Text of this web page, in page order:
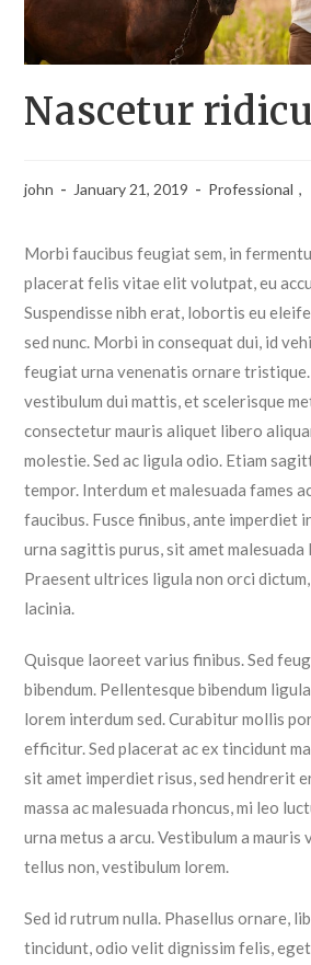
Nascetur
john January 21, 2019 Professional ,
Morbi faucibus feugiat sem, in
placerat felis vitae elit volutpat, eu
Suspendisse nibh erat, lobortis eu
sed nunc. Morbi in consequat dui, id
feugiat urna venenatis ornare tristique.
vestibulum dui mattis, et scelerisque
consectetur mauris aliquet libero
molestie. Sed ac ligula odio. Etiam
tempor. Interdum et malesuada fames
faucibus. Fusce finibus, ante imperdiet
urna sagittis purus, sit amet malesuada
Praesent ultrices ligula non orci
lacinia.
Quisque laoreet varius finibus. Sed
bibendum. Pellentesque bibendum
lorem interdum sed. Curabitur mollis
efficitur. Sed placerat ac ex tincidunt
sit amet imperdiet risus, sed hendrerit
massa ac malesuada rhoncus, mi leo
urna metus a arcu. Vestibulum a
tellus non, vestibulum lorem.
Sed id rutrum nulla. Phasellus ornare,
tincidunt, odio velit dignissim felis,